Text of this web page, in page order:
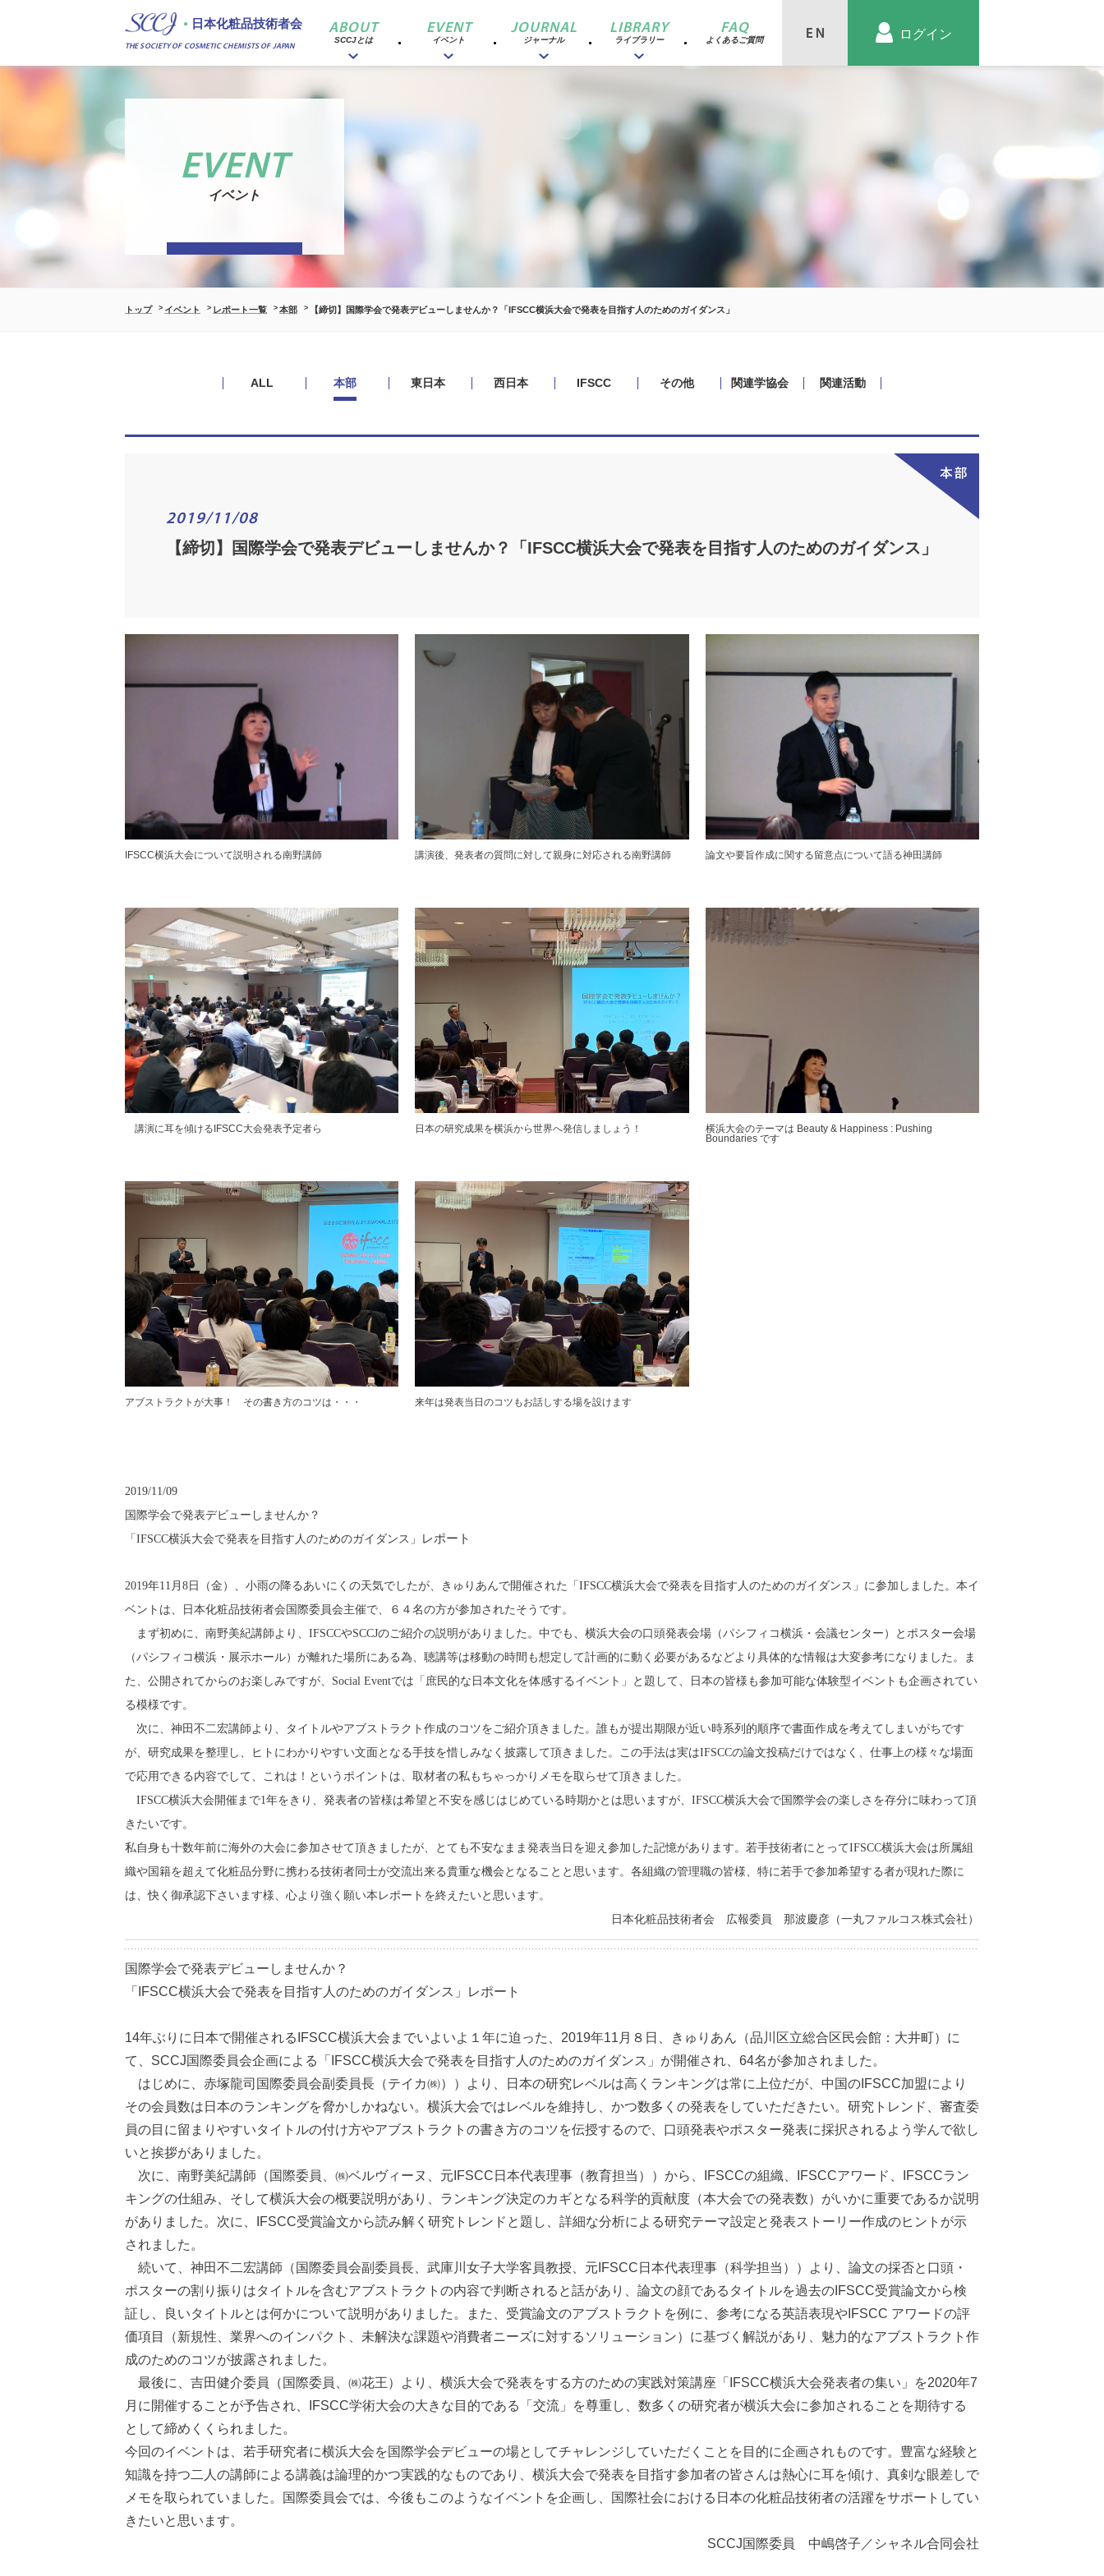
日本化粧品技術者会
THE SOCIETY OF COSMETIC CHEMISTS OF JAPAN
ログイン
ABOUT
SCCJとは
EVENT
イベント
JOURNAL
ジャーナル
LIBRARY
ライブラリー
FAQ
よくあるご質問
EVENT
イベント
トップ イベント レポート一覧 本部 【締切】国際学会で発表デビューしませんか？「IFSCC横浜大会で発表を目指す人のためのガイダンス」
ALL 本部 東日本 西日本 IFSCC その他 関連学協会 関連活動
2019/11/08
【締切】国際学会で発表デビューしませんか？「IFSCC横浜大会で発表を目指す人のためのガイダンス」
IFSCC横浜大会について説明される南野講師 講演後、発表者の質問に対して親身に対応される南野講師 論文や要旨作成に関する留意点について語る神田講師
講演に耳を傾けるIFSCC大会発表予定者ら 日本の研究成果を横浜から世界へ発信しましょう！
横浜大会のテーマは Beauty & Happiness : Pushing
Boundaries です
アブストラクトが大事！ その書き方のコツは・・・ 来年は発表当日のコツもお話しする場を設けます
2019/11/09
国際学会で発表デビューしませんか？
「IFSCC横浜大会で発表を目指す人のためのガイダンス」
レポート
2019年11月8日（金）、小雨の降るあいにくの天気でしたが、きゅりあんで開催された「IFSCC横浜大会で発表を目指す人のためのガイダンス」に参加しました。本イ
ベントは、日本化粧品技術者会国際委員会主催で、６４名の方が参加されたそうです。
まず初めに、南野美紀講師より、IFSCCやSCCJのご紹介の説明がありました。中でも 、 横浜大会の口頭発表会場（パシフィコ横浜・会議センター）とポスター会場
（パシフィコ横浜・展示ホール）が離れた場所にある為、聴講等は移動の時間も想定して計画的に動く必要があるなどより具体的な情報は大変参考になりました。ま
た、公開されてからのお楽しみですが、Social Eventでは「庶民的な日本文化を体感するイベント」と題して、日本の皆様も参加可能な体験型イベントも企画されてい
る模様です。
次に、神田不二宏講師より、タイトルやアブストラクト作成のコツをご紹介頂きました。誰もが提出期限が近い時系列的順序で書面作成を考えてしまいがちです
が、研究成果を整理し、ヒトにわかりやすい文面となる手技を惜しみなく披露して頂きました。この手法は実はIFSCCの論文投稿だけではなく、仕事上の様々な場面
で応用できる内容でして、これは！というポイントは、取材者の私もちゃっかりメモを取らせて頂きました。
IFSCC横浜大会開催まで1年をきり、発表者の皆様は希望と不安を感じはじめている時期かとは思いますが、IFSCC横浜大会で国際学会の楽しさを存分に味わって頂
きたいです。
私自身も十数年前に海外の大会に参加させて頂きましたが、とても不安なまま発表当日を迎え参加した記憶があります。若手技術者にとってIFSCC横浜大会は所属組
織や国籍を超えて化粧品分野に携わる技術者同士が交流出来る貴重な機会となることと思います。各組織の管理職の皆様、特に若手で参加希望する者が現れた際に
は、快く御承認下さいます様、心より強く願い本レポートを終えたいと思います。
日本化粧品技術者会 広報委員 那波慶彦（一丸ファルコス株式会社）
国際学会で発表デビューしませんか？
「IFSCC横浜大会で発表を目指す人のためのガイダンス」レポート
14年ぶりに日本で開催されるIFSCC横浜大会までいよいよ１年に迫った、2019年11月８日、きゅりあん（品川区立総合区民会館：大井町）に
て、SCCJ国際委員会企画による「IFSCC横浜大会で発表を目指す人のためのガイダンス」が開催され、64名が参加されました。
はじめに、赤塚龍司国際委員会副委員長（テイカ㈱））より、日本の研究レベルは高くランキングは常に上位だが、中国のIFSCC加盟により
その会員数は日本のランキングを脅かしかねない。横浜大会ではレベルを維持し、かつ数多くの発表をしていただきたい。研究トレンド、審査委
員の目に留まりやすいタイトルの付け方やアブストラクトの書き方のコツを伝授するので、口頭発表やポスター発表に採択されるよう学んで欲し
いと挨拶がありました。
次に、南野美紀講師（国際委員、㈱ベルヴィーヌ、元IFSCC日本代表理事（教育担当））から、IFSCCの組織、IFSCCアワード、IFSCCラン
キングの仕組み、そして横浜大会の概要説明があり、ランキング決定のカギとなる科学的貢献度（本大会での発表数）がいかに重要であるか説明
がありました。次に、IFSCC受賞論文から読み解く研究トレンドと題し、詳細な分析による研究テーマ設定と発表ストーリー作成のヒントが示
されました。
続いて、神田不二宏講師（国際委員会副委員長、武庫川女子大学客員教授、元IFSCC日本代表理事（科学担当））より、論文の採否と口頭・
ポスターの割り振りはタイトルを含むアブストラクトの内容で判断されると話があり、論文の顔であるタイトルを過去のIFSCC受賞論文から検
証し、良いタイトルとは何かについて説明がありました。また、受賞論文のアブストラクトを例に、参考になる英語表現やIFSCC アワードの評
価項目（新規性、業界へのインパクト、未解決な課題や消費者ニーズに対するソリューション）に基づく解説があり、魅力的なアブストラクト作
成のためのコツが披露されました。
最後に、吉田健介委員（国際委員、㈱花王）より、横浜大会で発表をする方のための実践対策講座「IFSCC横浜大会発表者の集い」を2020年7
月に開催することが予告され、IFSCC学術大会の大きな目的である「交流」を尊重し、数多くの研究者が横浜大会に参加されることを期待する
として締めくくられました。
今回のイベントは、若手研究者に横浜大会を国際学会デビューの場としてチャレンジしていただくことを目的に企画されものです。豊富な経験と
知識を持つ二人の講師による講義は論理的かつ実践的なものであり、横浜大会で発表を目指す参加者の皆さんは熱心に耳を傾け、真剣な眼差しで
メモを取られていました。国際委員会では、今後もこのようなイベントを企画し、国際社会における日本の化粧品技術者の活躍をサポートしてい
きたいと思います。
SCCJ国際委員 中嶋啓子／シャネル合同会社